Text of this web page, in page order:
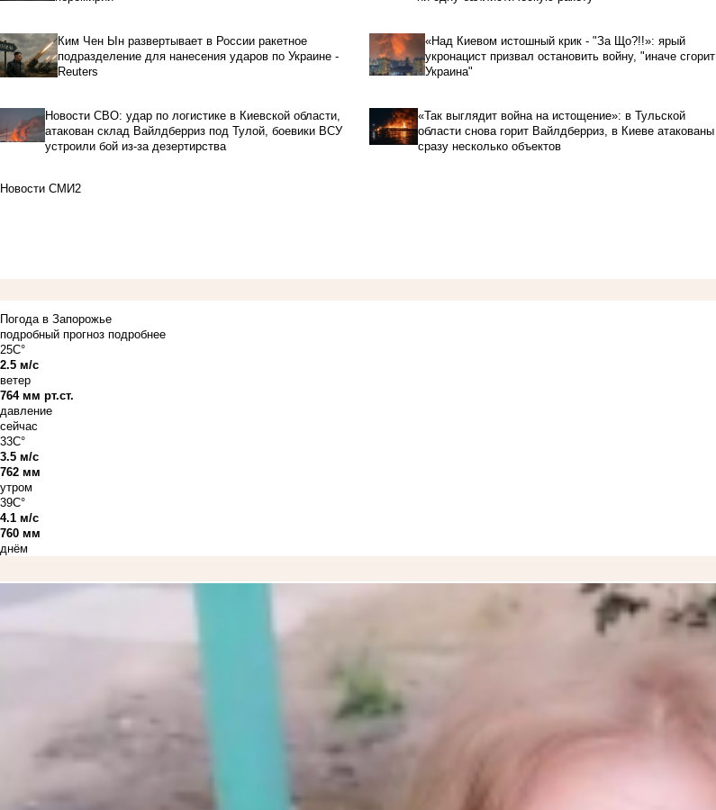
Ким Чен Ын развертывает в России ракетное
подразделение для нанесения ударов по Украине -
Reuters
«Над Киевом истошный крик - "За Що?!!»: ярый
укронацист призвал остановить войну, "иначе сгорит
Украина"
Новости СВО: удар по логистике в Киевской области,
атакован склад Вайлдберриз под Тулой, боевики ВСУ
устроили бой из-за дезертирства
«Так выглядит война на истощение»: в Тульской
области снова горит Вайлдберриз, в Киеве атакованы
сразу несколько объектов
Новости СМИ2
Погода в Запорожье
подробный прогноз подробнее
25C°
2.5 м/с
ветер
764 мм рт.ст.
давление
сейчас
33C°
3.5 м/с
762 мм
утром
39C°
4.1 м/с
760 мм
днём